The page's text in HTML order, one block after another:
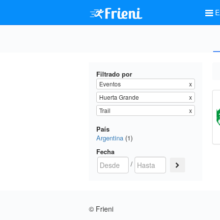
Filtrado por
Eventos
x
Huerta Grande
x
Trail
x
País
Argentina (1)
Fecha
/
© Frieni